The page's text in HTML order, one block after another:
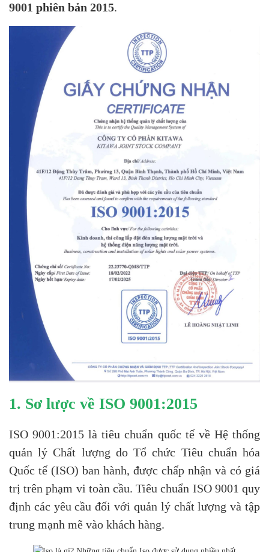
9001 phiên bản 2015.
1. Sơ lược về ISO 9001:2015
ISO 9001:2015 là tiêu chuẩn quốc tế về Hệ thống
quản lý Chất lượng do Tổ chức Tiêu chuẩn hóa
Quốc tế (ISO) ban hành, được chấp nhận và có giá
trị trên phạm vi toàn cầu. Tiêu chuẩn ISO 9001 quy
định các yêu cầu đối với quản lý chất lượng và tập
trung mạnh mẽ vào khách hàng.